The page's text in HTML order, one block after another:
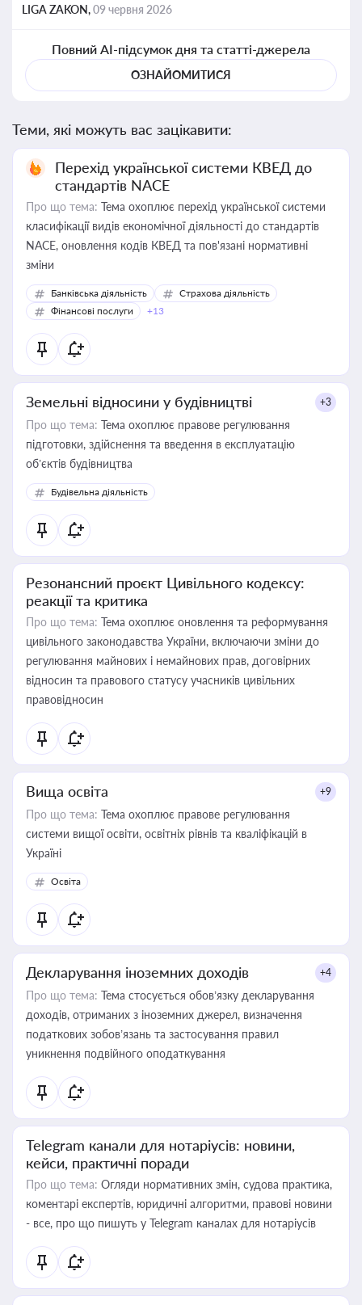
LIGA ZAKON,09 червня 2026
Повний AI-підсумок дня та статті-джерела
ОЗНАЙОМИТИСЯ
Теми, які можуть вас зацікавити:
Перехід української системи КВЕД до
стандартів NACE
Про що тема: Тема охоплює перехід української системи
класифікації видів економічної діяльності до стандартів
NACE, оновлення кодів КВЕД та пов'язані нормативні
зміни
Банківська діяльність
Страхова діяльність
Фінансові послуги
+13
Земельні відносини у будівництві +3
Про що тема: Тема охоплює правове регулювання
підготовки, здійснення та введення в експлуатацію
об’єктів будівництва
Будівельна діяльність
Резонансний проєкт Цивільного кодексу:
реакції та критика
Про що тема: Тема охоплює оновлення та реформування
цивільного законодавства України, включаючи зміни до
регулювання майнових і немайнових прав, договірних
відносин та правового статусу учасників цивільних
правовідносин
Вища освіта +9
Про що тема: Тема охоплює правове регулювання
системи вищої освіти, освітніх рівнів та кваліфікацій в
Україні
Освіта
Декларування іноземних доходів +4
Про що тема: Тема стосується обов’язку декларування
доходів, отриманих з іноземних джерел, визначення
податкових зобов’язань та застосування правил
уникнення подвійного оподаткування
Telegram канали для нотаріусів: новини,
кейси, практичні поради
Про що тема: Огляди нормативних змін, судова практика,
коментарі експертів, юридичні алгоритми, правові новини
- все, про що пишуть у Telegram каналах для нотаріусів